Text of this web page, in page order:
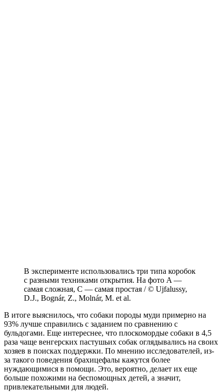
В эксперименте использовались три типа коробок
с разными техниками открытия. На фото A —
самая сложная, C — самая простая / © Ujfalussy,
D.J., Bognár, Z., Molnár, M. et al.
В итоге выяснилось, что собаки породы муди примерно на
93% лучше справились с заданием по сравнению с
бульдогами. Еще интереснее, что плоскомордые собаки в 4,5
раза чаще венгерских пастушьих собак оглядывались на своих
хозяев в поисках поддержки. По мнению исследователей, из-
за такого поведения брахицефалы кажутся более
нуждающимися в помощи. Это, вероятно, делает их еще
больше похожими на беспомощных детей, а значит,
привлекательными для людей.